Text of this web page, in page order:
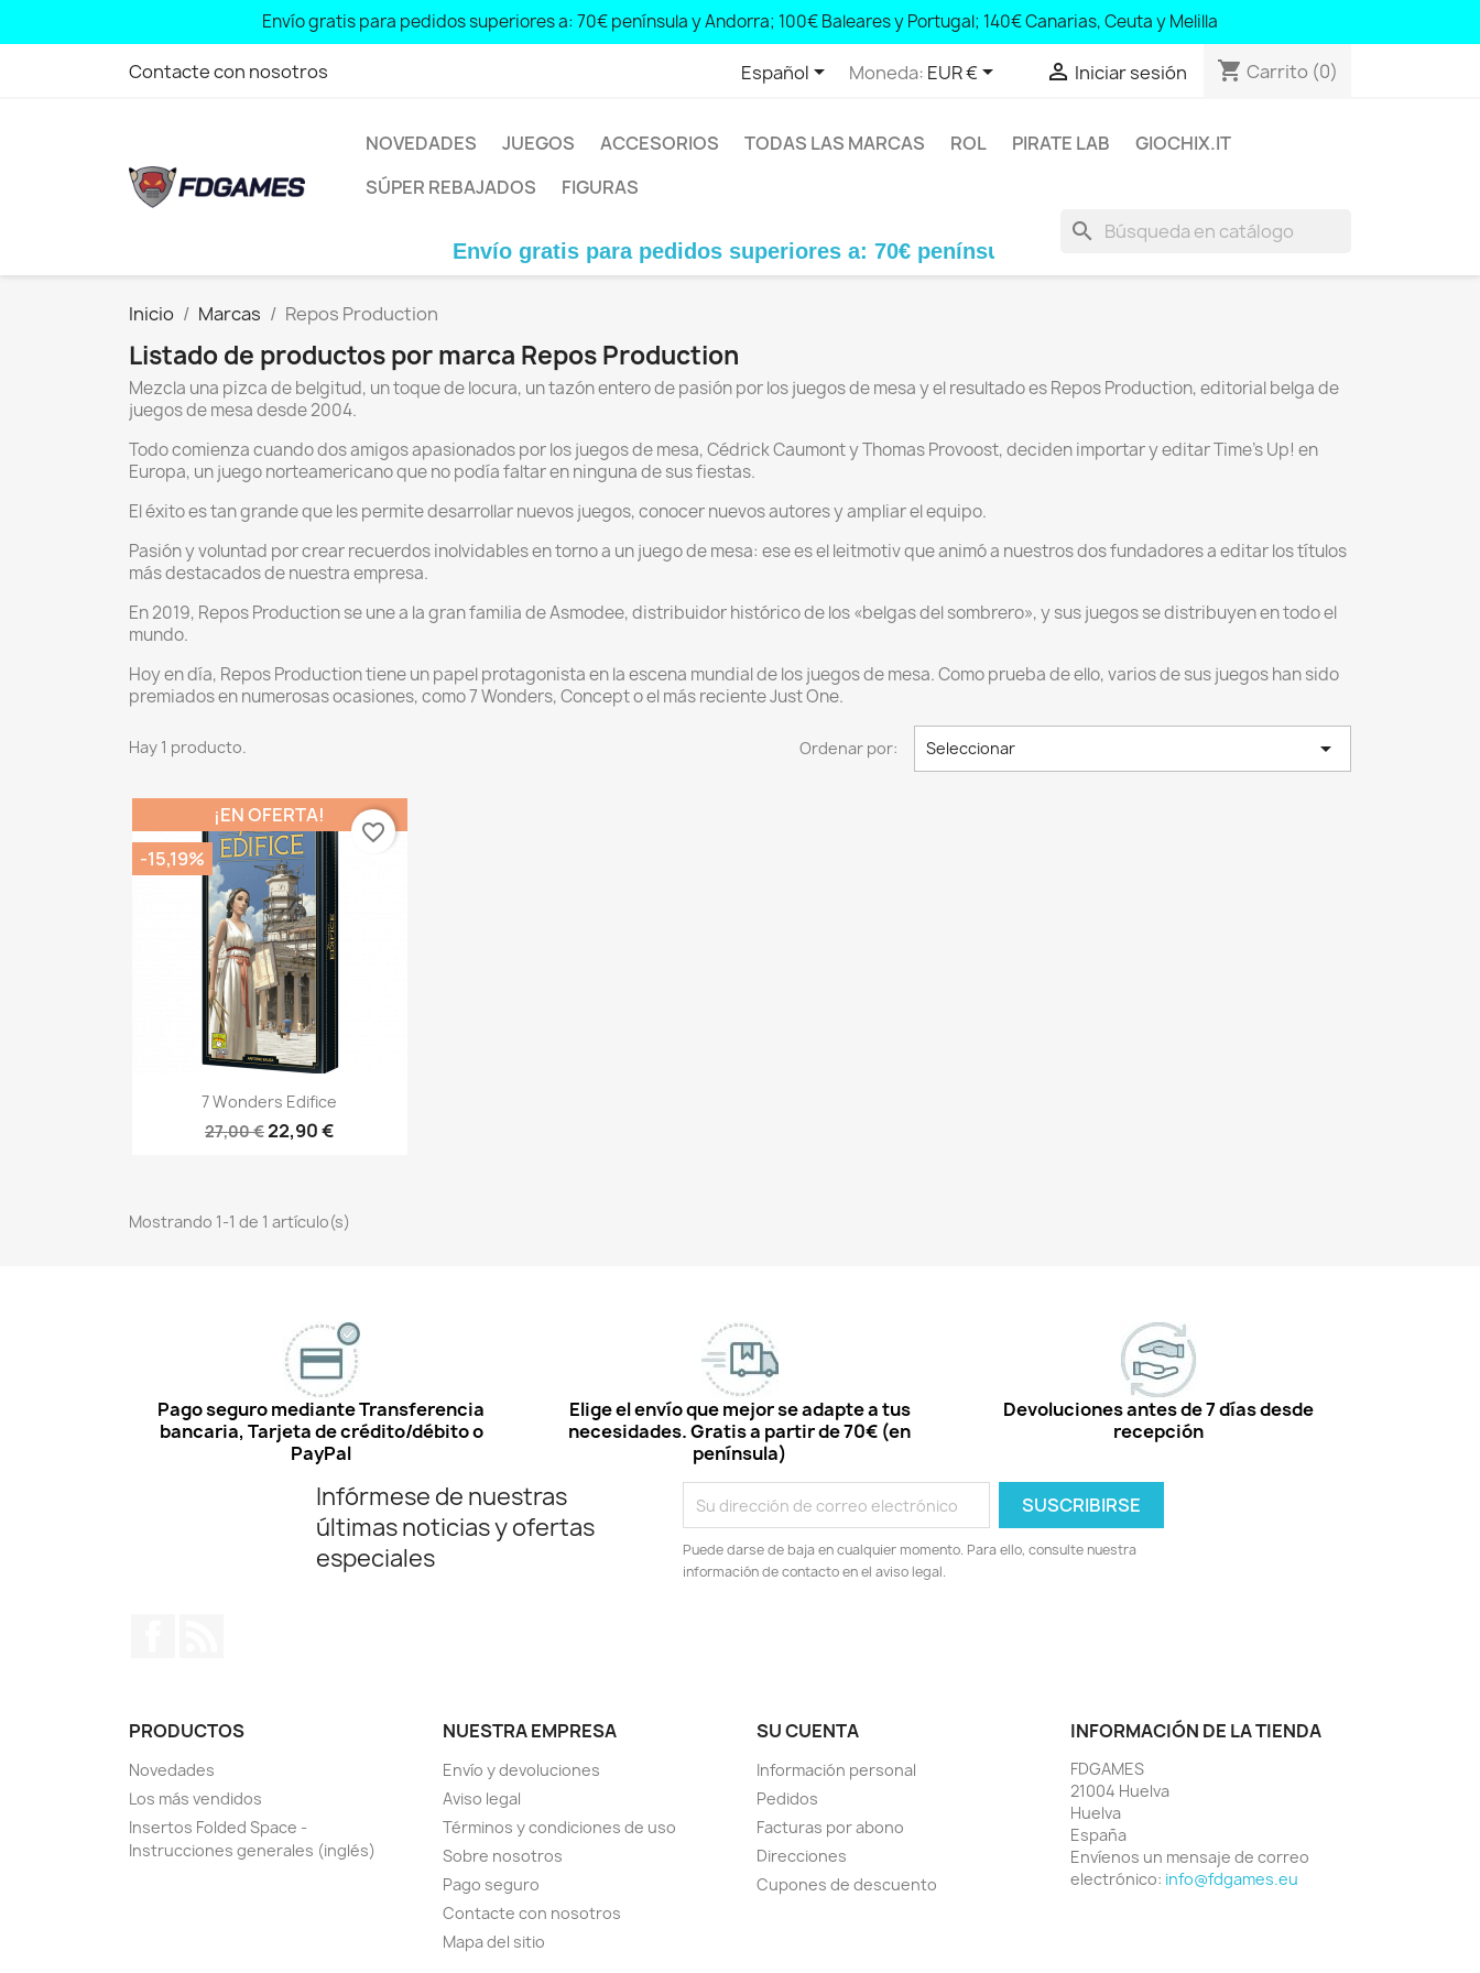
Envío gratis para pedidos superiores a: 70€ península y Andorra; 100€ Baleares y Portugal; 140€ Canarias, Ceuta y Melilla
Contacte con nosotros Español Moneda: EUR €  Iniciar sesión shopping_cart Carrito (0)
NOVEDADES JUEGOS ACCESORIOS TODAS LAS MARCAS ROL PIRATE LAB
GIOCHIX.IT
SÚPER REBAJADOS
FIGURAS
search
Envío gratis para pedidos superiores a: 70€ península y Andorra; 100€ Baleares y Portugal; 140€
Inicio Marcas Repos Production
Listado de productos por marca Repos Production
Mezcla una pizca de belgitud, un toque de locura, un tazón entero de pasión por los juegos de mesa y el resultado es Repos Production, editorial belga de
juegos de mesa desde 2004.
Todo comienza cuando dos amigos apasionados por los juegos de mesa, Cédrick Caumont y Thomas Provoost, deciden importar y editar Time's Up! en
Europa, un juego norteamericano que no podía faltar en ninguna de sus fiestas.
El éxito es tan grande que les permite desarrollar nuevos juegos, conocer nuevos autores y ampliar el equipo.
Pasión y voluntad por crear recuerdos inolvidables en torno a un juego de mesa: ese es el leitmotiv que animó a nuestros dos fundadores a editar los títulos
más destacados de nuestra empresa.
En 2019, Repos Production se une a la gran familia de Asmodee, distribuidor histórico de los «belgas del sombrero», y sus juegos se distribuyen en todo el
mundo.
Hoy en día, Repos Production tiene un papel protagonista en la escena mundial de los juegos de mesa. Como prueba de ello, varios de sus juegos han sido
premiados en numerosas ocasiones, como 7 Wonders, Concept o el más reciente Just One.
Hay 1 producto. Ordenar por: Seleccionar 
Vista rápida
7 Wonders Edifice
27,00 €22,90 €
¡EN OFERTA!
-15,19%
favorite_border
Mostrando 1-1 de 1 artículo(s)
Pago seguro mediante Transferencia
bancaria, Tarjeta de crédito/débito o
PayPal
Elige el envío que mejor se adapte a tus
necesidades. Gratis a partir de 70€ (en
península)
Devoluciones antes de 7 días desde
recepción
Infórmese de nuestras
últimas noticias y ofertas
especiales
Puede darse de baja en cualquier momento. Para ello, consulte nuestra
información de contacto en el aviso legal.
PRODUCTOS
Novedades
Los más vendidos
Insertos Folded Space -
Instrucciones generales (inglés)
NUESTRA EMPRESA
Envío y devoluciones
Aviso legal
Términos y condiciones de uso
Sobre nosotros
Pago seguro
Contacte con nosotros
Mapa del sitio
SU CUENTA
Información personal
Pedidos
Facturas por abono
Direcciones
Cupones de descuento
INFORMACIÓN DE LA TIENDA
FDGAMES
21004 Huelva
Huelva
España
Envíenos un mensaje de correo
electrónico: info@fdgames.eu